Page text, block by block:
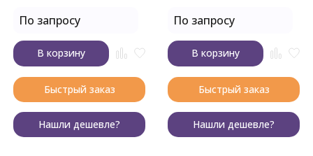
По запросу
В корзину
Быстрый заказ
Нашли дешевле?
По запросу
В корзину
Быстрый заказ
Нашли дешевле?